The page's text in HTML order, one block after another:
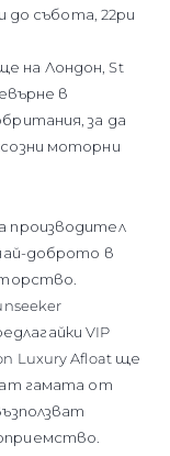
до събота, 22ри
на Лондон, St
в
за да
моторни
производител
доброто в
VIP
Luxury Afloat ще
гамата от